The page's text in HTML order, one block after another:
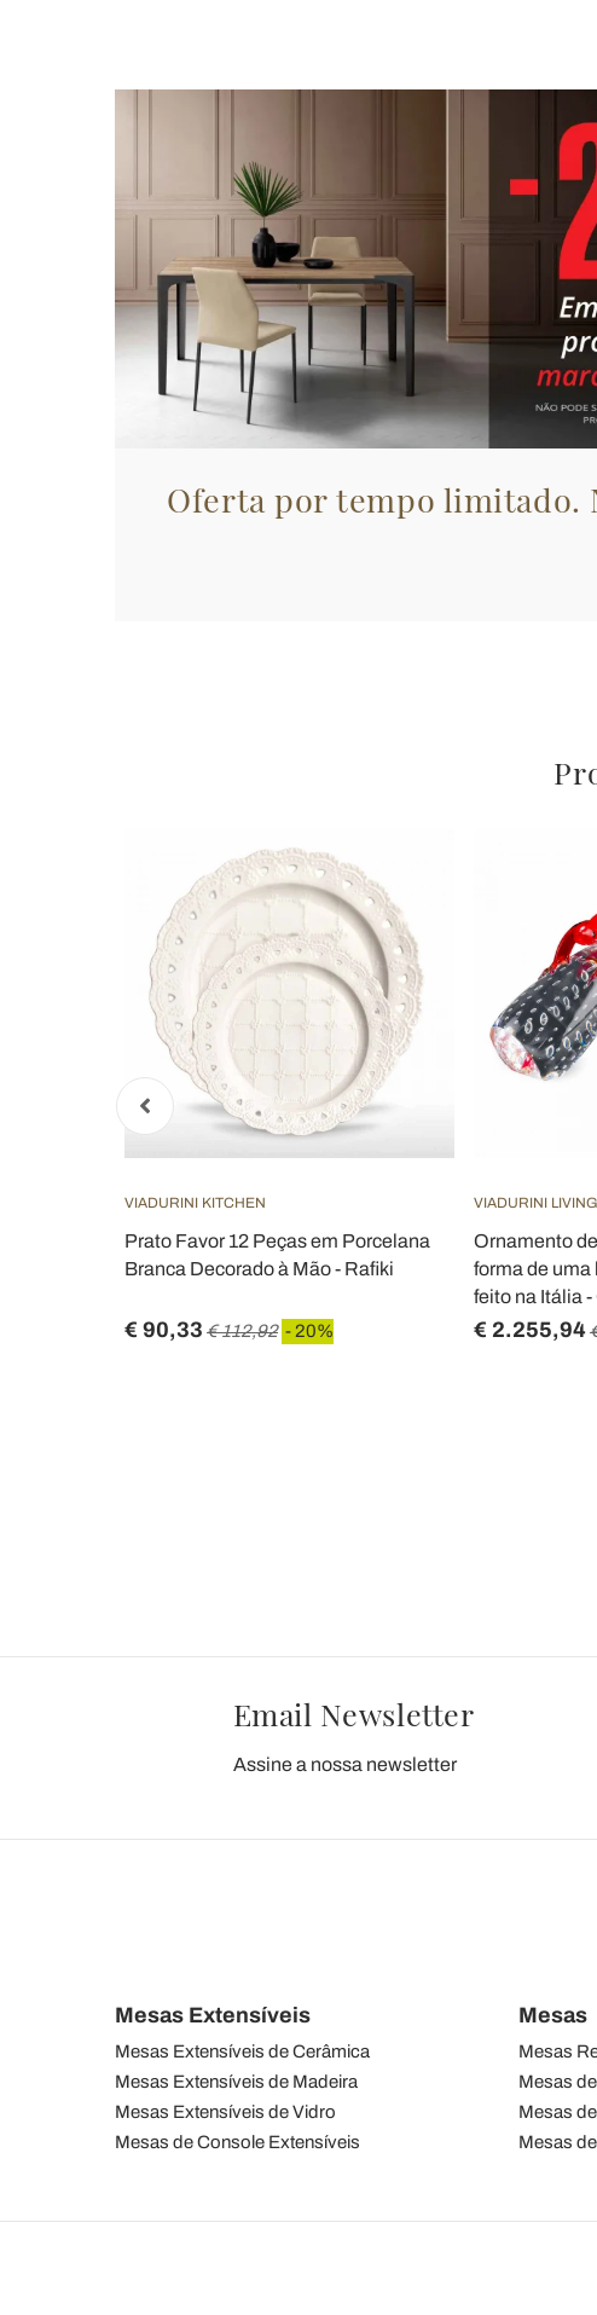
Oferta por tempo limitado.
VIADURINI KITCHEN
Prato Favor 12 Peças em Porcelana
Branca Decorado à Mão - Rafiki
€ 90,33 € 112,92 - 20%
VIADURINI LIVING
Ornamento
forma de uma
feito na Itália
€ 2.255,94
Email Newsletter
Assine a nossa newsletter
Mesas Extensíveis
Mesas Extensíveis de Cerâmica
Mesas Extensíveis de Madeira
Mesas Extensíveis de Vidro
Mesas de Console Extensíveis
Mesas
Mesas
Mesas
Mesas
Mesas